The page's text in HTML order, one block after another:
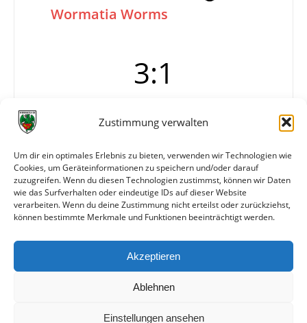
Zustimmung verwalten
Um dir ein optimales Erlebnis zu bieten, verwenden wir Technologien wie
Cookies, um Geräteinformationen zu speichern und/oder darauf
zuzugreifen. Wenn du diesen Technologien zustimmst, können wir Daten
wie das Surfverhalten oder eindeutige IDs auf dieser Website
verarbeiten. Wenn du deine Zustimmung nicht erteilst oder zurückziehst,
können bestimmte Merkmale und Funktionen beeinträchtigt werden.
Akzeptieren
Ablehnen
Einstellungen ansehen
Wormatia Worms
3:1
Tore
1:0 Maltry (15.)
2:1 Wißmann
3:1 Maltry
Info
Wormatia Worms "Pokalelf"
Alle bisherigen Partien der beiden Mannschaften
anzeigen